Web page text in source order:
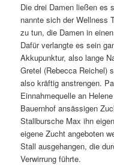
Die drei Damen ließen es
nannte sich der Wellness
zu tun, die Damen in
Dafür verlangte es sein
Akkupunktur, also lange
Gretel (Rebecca Reichel)
also kräftig anstrengen.
Einnahmequelle an
Bauernhof ansässigen
Stallbursche Max ihn
eigene Zucht angeboten
Stall ausgehangen, die
Verwirrung führte.